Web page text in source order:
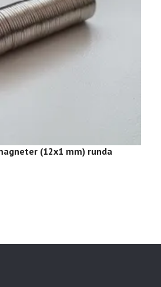
(12x1 mm) runda